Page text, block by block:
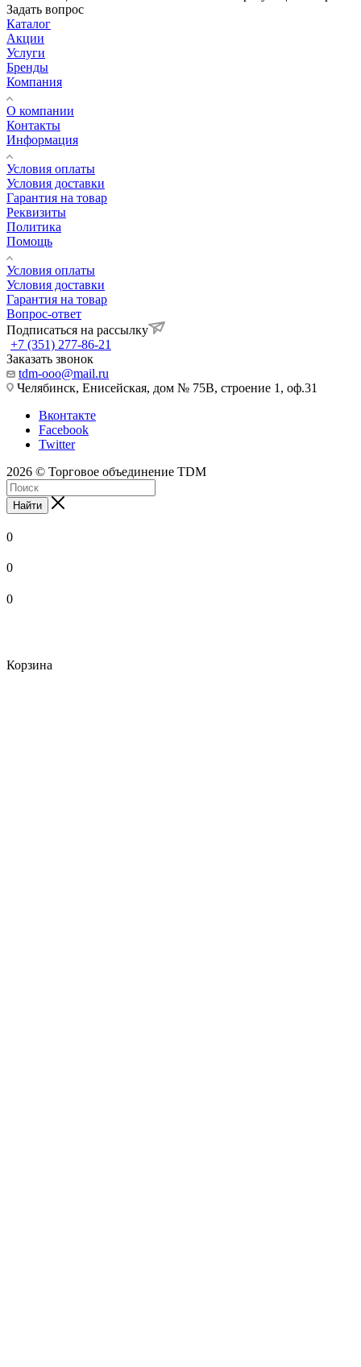
Задать вопрос
Каталог
Акции
Услуги
Бренды
Компания
О компании
Контакты
Информация
Условия оплаты
Условия доставки
Гарантия на товар
Реквизиты
Политика
Помощь
Условия оплаты
Условия доставки
Гарантия на товар
Вопрос-ответ
Подписаться на рассылку
+7 (351) 277-86-21
Заказать звонок
tdm-ooo@mail.ru
Челябинск, Енисейская, дом № 75В, строение 1, оф.31
Вконтакте
Facebook
Twitter
2026 © Торговое объединение TDM
Найти
0
0
0
Корзина